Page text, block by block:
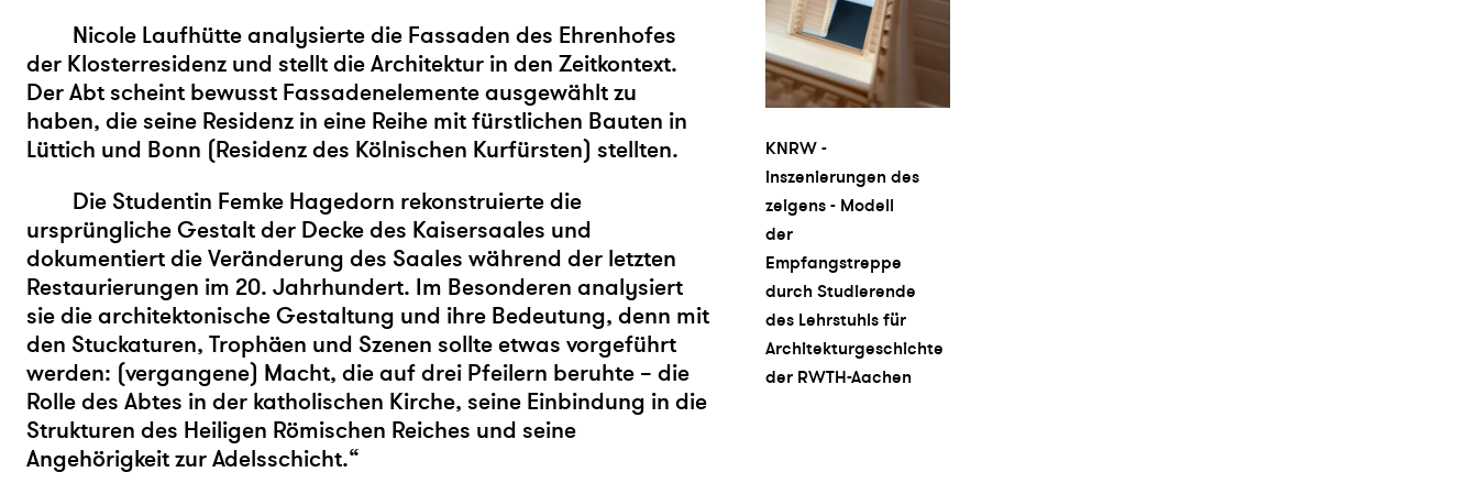
KNRW -
inszenierungen des
zeigens - Modell
der
Empfangstreppe
durch Studierende
des Lehrstuhls für
Architekturgeschichte
der RWTH-Aachen
Nicole Laufhütte analysierte die Fassaden des Ehrenhofes
der Klosterresidenz und stellt die Architektur in den Zeitkontext.
Der Abt scheint bewusst Fassadenelemente ausgewählt zu
haben, die seine Residenz in eine Reihe mit fürstlichen Bauten in
Lüttich und Bonn (Residenz des Kölnischen Kurfürsten) stellten.
Die Studentin Femke Hagedorn rekonstruierte die
ursprüngliche Gestalt der Decke des Kaisersaales und
dokumentiert die Veränderung des Saales während der letzten
Restaurierungen im 20. Jahrhundert. Im Besonderen analysiert
sie die architektonische Gestaltung und ihre Bedeutung, denn mit
den Stuckaturen, Trophäen und Szenen sollte etwas vorgeführt
werden: (vergangene) Macht, die auf drei Pfeilern beruhte – die
Rolle des Abtes in der katholischen Kirche, seine Einbindung in die
Strukturen des Heiligen Römischen Reiches und seine
Angehörigkeit zur Adelsschicht.“